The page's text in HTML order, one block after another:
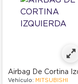
Airbag De Cortina
Vehículo: MITSUBISHI